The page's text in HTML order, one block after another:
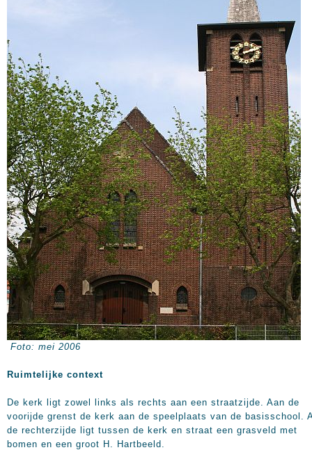
Foto: mei 2006
Ruimtelijke context
De kerk ligt zowel links als rechts aan een straatzijde. Aan de
voorijde grenst de kerk aan de speelplaats van de basisschool.
de rechterzijde ligt tussen de kerk en straat een grasveld met
bomen en een groot H. Hartbeeld.